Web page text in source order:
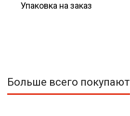
Упаковка на заказ
Больше всего покупают